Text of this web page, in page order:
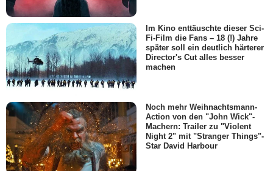
Im Kino enttäuschte dieser Sci-
Fi-Film die Fans – 18 (!) Jahre
später soll ein deutlich härterer
Director's Cut alles besser
machen
Noch mehr Weihnachtsmann-
Action von den "John Wick"-
Machern: Trailer zu "Violent
Night 2" mit "Stranger Things"-
Star David Harbour